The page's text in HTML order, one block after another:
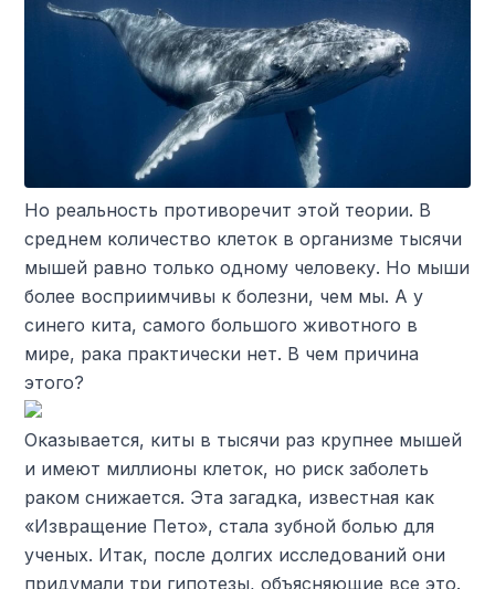
Но реальность противоречит этой теории. В
среднем количество клеток в организме тысячи
мышей равно только одному человеку. Но мыши
более восприимчивы к болезни, чем мы. А у
синего кита, самого большого животного в
мире, рака практически нет. В чем причина
этого?
Оказывается, киты в тысячи раз крупнее мышей
и имеют миллионы клеток, но риск заболеть
раком снижается. Эта загадка, известная как
«Извращение Пето», стала зубной болью для
ученых. Итак, после долгих исследований они
придумали три гипотезы, объясняющие все это.